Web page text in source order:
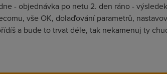
- objednávka po netu 2. den ráno -
vše OK, dolaďování parametrů,
a bude to trvat déle, tak nekamenuj ty